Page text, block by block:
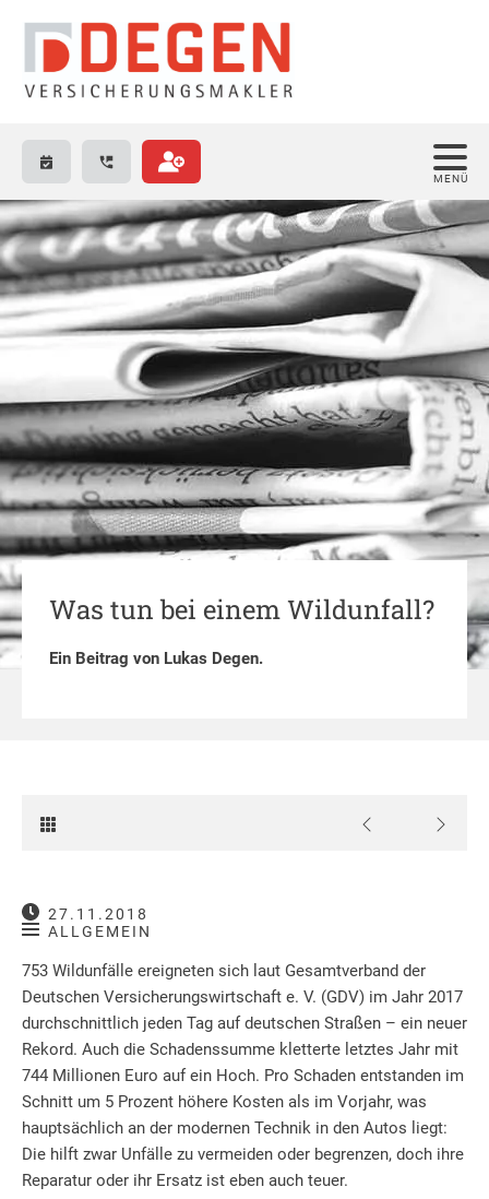
Was tun bei einem Wildunfall?
Ein Beitrag von Lukas Degen.
27.11.2018
ALLGEMEIN
753 Wildunfälle ereigneten sich laut Gesamtverband der
Deutschen Versicherungswirtschaft e. V. (GDV) im Jahr 2017
durchschnittlich jeden Tag auf deutschen Straßen – ein neuer
Rekord. Auch die Schadenssumme kletterte letztes Jahr mit
744 Millionen Euro auf ein Hoch. Pro Schaden entstanden im
Schnitt um 5 Prozent höhere Kosten als im Vorjahr, was
hauptsächlich an der modernen Technik in den Autos liegt:
Die hilft zwar Unfälle zu vermeiden oder begrenzen, doch ihre
Reparatur oder ihr Ersatz ist eben auch teuer.